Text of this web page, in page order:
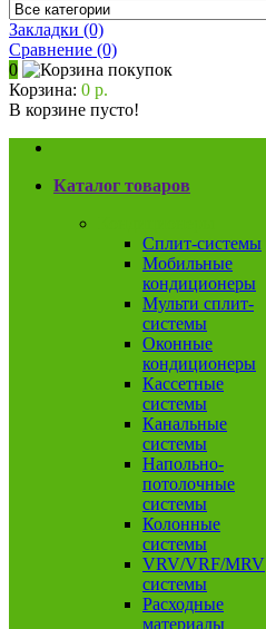
Закладки (0)
Сравнение (0)
0
Корзина: 0 р.
В корзине пусто!
Каталог товаров
Сплит-системы
Мобильные
кондиционеры
Мульти сплит-
системы
Оконные
кондиционеры
Кассетные
системы
Канальные
системы
Напольно-
потолочные
системы
Колонные
системы
VRV/VRF/MRV
системы
Расходные
материалы